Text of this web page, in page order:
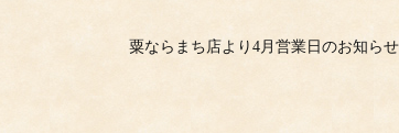
粟ならまち店より4月営業日のお知ら